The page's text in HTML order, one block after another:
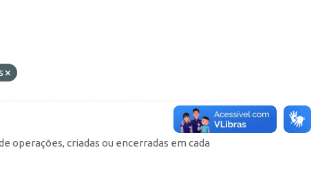
operações, criadas ou encerradas em cada